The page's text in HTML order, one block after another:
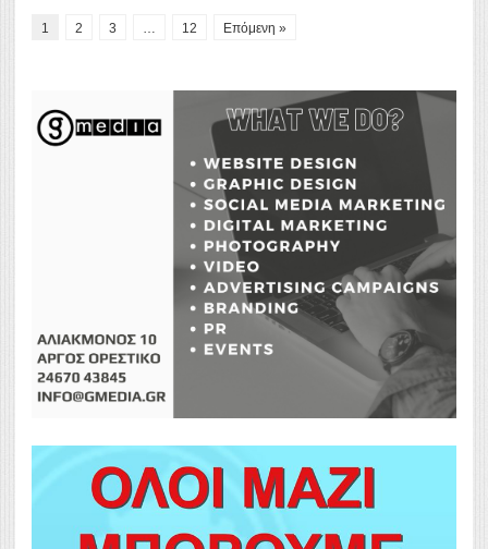
1 2 3 … 12 Επόμενη »